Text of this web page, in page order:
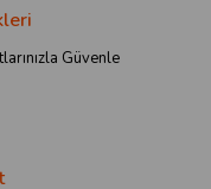
Güvenle